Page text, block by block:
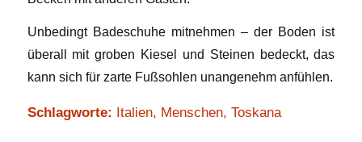
Unbedingt Badeschuhe mitnehmen – der Boden ist
überall mit groben Kiesel und Steinen bedeckt, das
kann sich für zarte Fußsohlen unangenehm anfühlen.
Schlagworte: Italien, Menschen, Toskana